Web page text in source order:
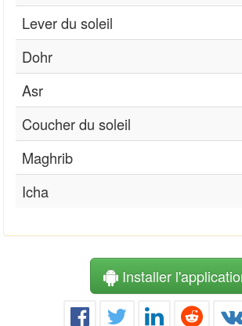
Lever du soleil
Dohr
Asr
Coucher du soleil
Maghrib
Icha
Installer